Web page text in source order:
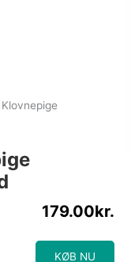
179.00kr.
KØB NU